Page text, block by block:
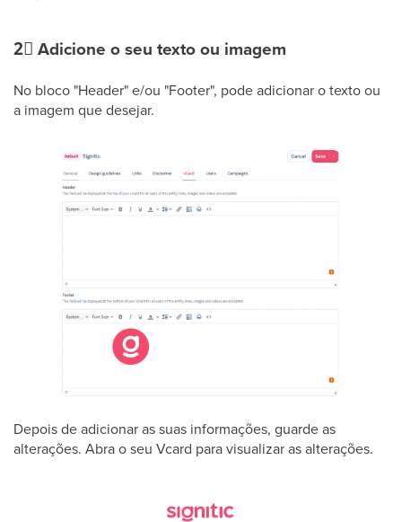
2⃣ Adicione o seu texto ou imagem
No bloco "Header" e/ou "Footer", pode adicionar o texto ou
a imagem que desejar.
Depois de adicionar as suas informações, guarde as
alterações. Abra o seu Vcard para visualizar as alterações.